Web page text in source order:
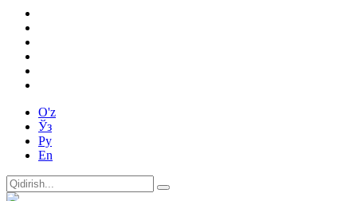
O'z
Ўз
Ру
En